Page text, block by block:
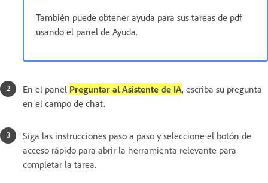
También puede obtener ayuda para sus tareas de pdf
usando el panel de Ayuda.
En el panel Preguntar al Asistente de IA, escriba su pregunta
en el campo de chat.
Siga las instrucciones paso a paso y seleccione el botón de
acceso rápido para abrir la herramienta relevante para
completar la tarea.